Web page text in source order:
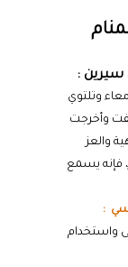
سيرين :
وتلتوي
وأخرجت
والعز
، فإنه يسمع
:
واستخدام